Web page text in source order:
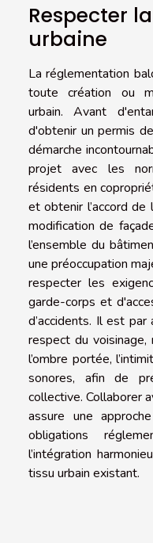
Respecter
urbaine
La réglementation
toute création ou
urbain. Avant
d'obtenir un permis
démarche
projet avec les
résidents en
et obtenir l’accord de
modification de
l’ensemble du
une préoccupation
respecter les
garde-corps et
d’accidents. Il est
respect du
l’ombre portée,
sonores, afin de
collective. Collaborer
assure une
obligations
l’intégration
tissu urbain existant.